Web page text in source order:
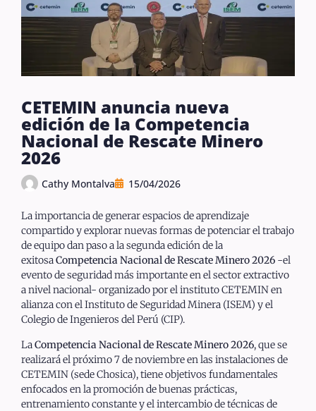
CETEMIN anuncia nueva
edición de la Competencia
Nacional de Rescate Minero
2026
Cathy Montalva 15/04/2026
La importancia de generar espacios de aprendizaje
compartido y explorar nuevas formas de potenciar el trabajo
de equipo dan paso a la segunda edición de la
exitosaCompetencia Nacional de Rescate Minero 2026 -el
evento de seguridad más importante en el sector extractivo
a nivel nacional- organizado por el instituto CETEMIN en
alianza con el Instituto de Seguridad Minera (ISEM) y el
Colegio de Ingenieros del Perú (CIP).
LaCompetencia Nacional de Rescate Minero 2026, que se
realizará el próximo 7 de noviembre en las instalaciones de
CETEMIN (sede Chosica), tiene objetivos fundamentales
enfocados en la promoción de buenas prácticas,
entrenamiento constante y el intercambio de técnicas de